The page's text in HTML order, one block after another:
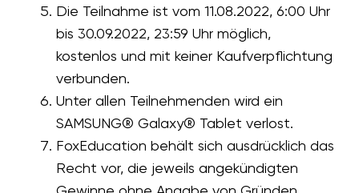
Die Teilnahme ist vom 11.08.2022, 6:00 Uhr
bis 30.09.2022, 23:59 Uhrmöglich,
kostenlos und mit keiner Kaufverpflichtung
verbunden.
Unter allen Teilnehmenden wird ein
SAMSUNG® Galaxy® Tablet verlost.
FoxEducation behält sich ausdrücklich das
Recht vor, die jeweils angekündigten